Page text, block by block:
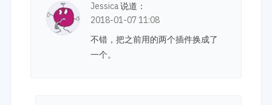
Jessica说道：
2018-01-07 11:08
不错，把之前用的两个插件换成了
一个。